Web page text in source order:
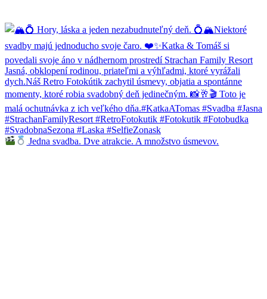
Jedna svadba. Dve atrakcie. A množstvo úsmevov.